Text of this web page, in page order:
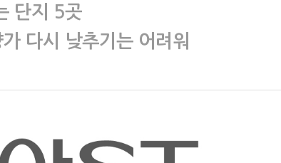
단지 5곳
다시 낮추기는 어려워